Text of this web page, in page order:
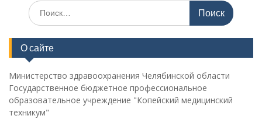
Поиск
по:
О сайте
Министерство здравоохранения Челябинской области
Государственное бюджетное профессиональное
образовательное учреждение "Копейский медицинский
техникум"